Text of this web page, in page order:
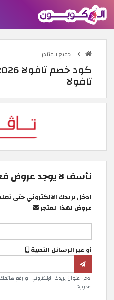
جميع المتاجر
تافولا
نأسف لا يوجد عروض
ادخل بريدك الالكتروني حتى
عروض لهذا المتجر
أو عبر الرسائل النصية
ادخل عنوان بريدك الإلكتروني او رقم
صدورها